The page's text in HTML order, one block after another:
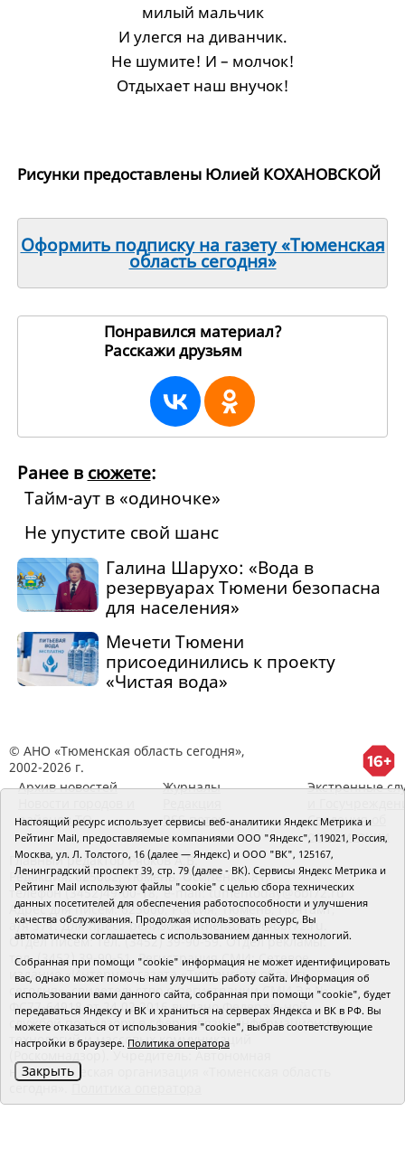
милый мальчик
И улегся на диванчик.
Не шумите! И – молчок!
Отдыхает наш внучок!
Рисунки предоставлены Юлией КОХАНОВСКОЙ
Оформить подписку на газету «Тюменская
область сегодня»
Понравился материал?
Расскажи друзьям
Ранее в сюжете:
Тайм-аут в «одиночке»
Не упустите свой шанс
Галина Шарухо: «Вода в
резервуарах Тюмени безопасна
для населения»
Мечети Тюмени
присоединились к проекту
«Чистая вода»
© АНО «Тюменская область сегодня»,
2002-2026 г.
Архив новостей
районов ТО
Журналы
RSS поток
Экстренные
Сведения об
организации
Главный редактор Рябков А.В.
Редакция: 625002, Тюмень, Осипенко, 81,
телефон (3452)49-00-18, e-mail: tumentoday@obl72.ru
Адрес для писем: 625000, Россия, Тюмень, Почтамт,
а/я 371. Для пресс-релизов: tumentoday@obl72.ru.
Отдел писем: тел. (3452) 39-90-59. Отдел рекламы:
тел. (3452) 39-90-51. Регистрация СМИ: Сетевое
издание «Интернет-газета «Тюменская область
сегодня», свидетельство о регистрации СМИ Эл №
ФС77-64918 от 24.02.2016 выдано Федеральной
службой по надзору в сфере связи, информационных
технологий и массовых коммуникаций
(Роскомнадзор). Учредитель: Автономная
некоммерческая организация «Тюменская область
Настоящий ресурс использует сервисы веб-аналитики Яндекс Метрика и
Рейтинг Mail, предоставляемые компаниями ООО "Яндекс", 119021, Россия,
Москва, ул. Л. Толстого, 16 (далее — Яндекс) и ООО "ВК", 125167,
Ленинградский проспект 39, стр. 79 (далее - ВК). Сервисы Яндекс Метрика и
Рейтинг Mail используют файлы "cookie" с целью сбора технических
данных посетителей для обеспечения работоспособности и улучшения
качества обслуживания. Продолжая использовать ресурс, Вы
автоматически соглашаетесь с использованием данных технологий.
Собранная при помощи "cookie" информация не может идентифицировать
вас, однако может помочь нам улучшить работу сайта. Информация об
использовании вами данного сайта, собранная при помощи "cookie", будет
передаваться Яндексу и ВК и храниться на серверах Яндекса и ВК в РФ. Вы
можете отказаться от использования "cookie", выбрав соответствующие
настройки в браузере. Политика оператора
Закрыть